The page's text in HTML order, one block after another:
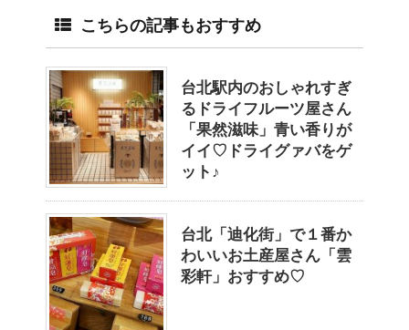
こちらの記事もおすすめ
台北駅内のおしゃれすぎ
るドライフルーツ屋さん
「果然滋味」青い香りが
イイ♡ドライグァバをゲ
ット♪
台北「迪化街」で１番か
わいいお土産屋さん「雲
彩軒」おすすめ♡